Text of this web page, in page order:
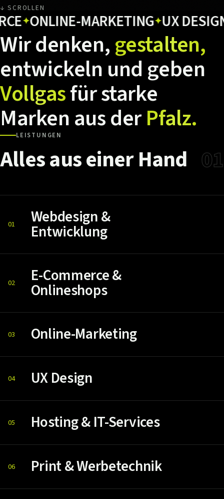
↓ SCROLLEN
ONLINE-MARKETING✦ UX DESIGN✦
Wirdenken,gestalten,
entwickeln und geben
Vollgasfürstarke
MarkenausderPfalz.
LEISTUNGEN
AllesauseinerHand 01
01 Webdesign &
Entwicklung
02 E-Commerce &
Onlineshops
03 Online-Marketing
04 UX Design
05 Hosting & IT-Services
06 Print & Werbetechnik